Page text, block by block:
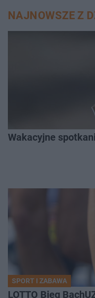
NAJNOWSZE Z
Wakacyjne
SPORT I ZABAWA
LOTTO Bieg